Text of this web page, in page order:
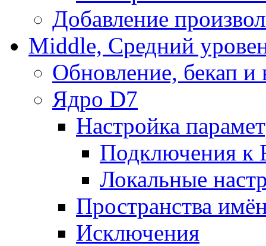
Добавление
Middle, Средний
Обновление, бекап и
Ядро D7
Настройка
Подключения к
Локальные
Пространства
Исключения